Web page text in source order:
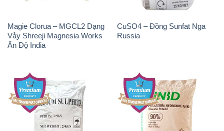
Magie Clorua – MGCL2 Dạng
Vảy Shreeji Magnesia Works
Ấn Độ India
CuSO4 – Đồng Sunfat Nga
Russia